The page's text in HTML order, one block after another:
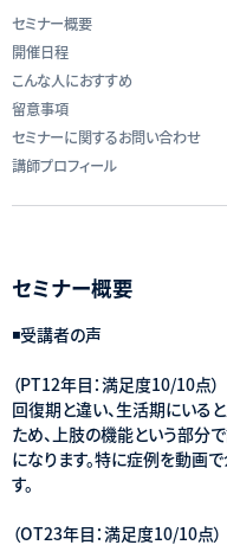
セミナー概要
開催日程
こんな人におすすめ
留意事項
セミナーに関するお問い合わせ
講師プロフィール
セミナー概要
◾️受講者の声
（PT12年目：満足度10/10点）
回復期と違い、生活期にいる
ため、上肢の機能という部分
になります。特に症例を動画
す。
（OT23年目：満足度10/10点）